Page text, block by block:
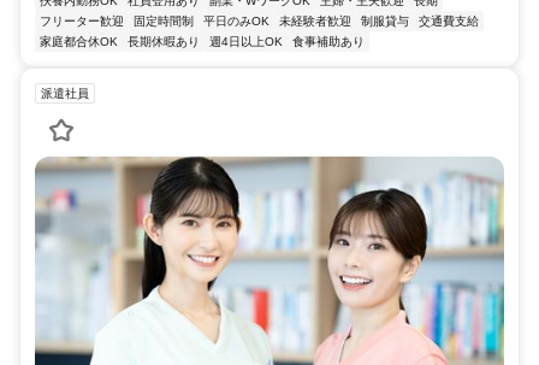
フリーター歓迎
固定時間制 平日のみOK 未経験者歓迎 制服貸与
交通費支給
家庭都合休OK
長期休暇あり 週4日以上OK 食事補助あり
派遣社員